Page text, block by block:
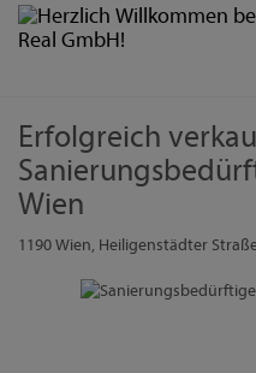
Erfolgreich
Wien
1190 Wien, Heiligenstädter